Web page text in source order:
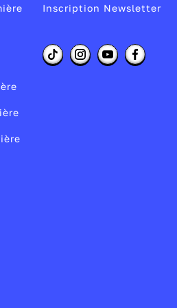
n’existe plus : elle est
Inscription Newsletter